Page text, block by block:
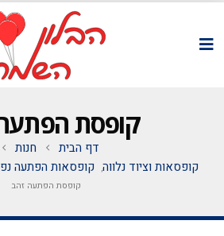
קופסת
דף הבית
חנות
קופסאות וציוד נלווה, קופסאות הפתעה
קופסת הפתעה זהב